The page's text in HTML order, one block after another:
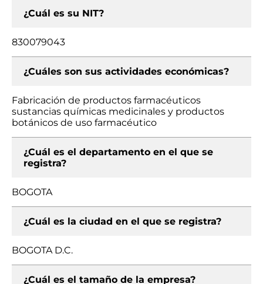
¿Cuál es su NIT?
830079043
¿Cuáles son sus actividades económicas?
Fabricación de productos farmacéuticos
sustancias químicas medicinales y productos
botánicos de uso farmacéutico
¿Cuál es el departamento en el que se
registra?
BOGOTA
¿Cuál es la ciudad en el que se registra?
BOGOTA D.C.
¿Cuál es el tamaño de la empresa?